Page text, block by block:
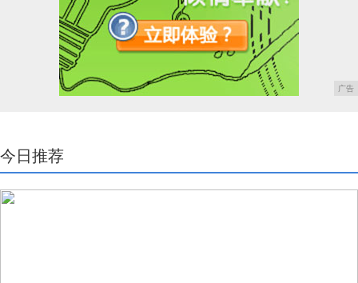
广告
今日推荐